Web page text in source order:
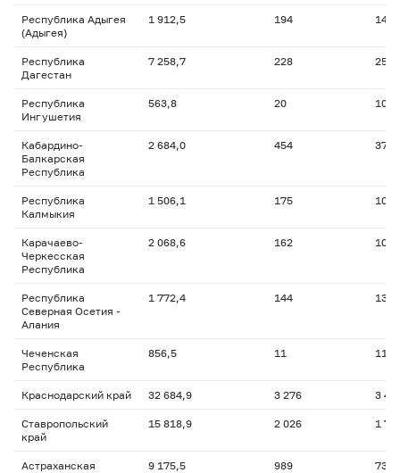
Республика Адыгея
(Адыгея)
1 912,5 194
Республика
Дагестан
7 258,7 228
Республика
Ингушетия
563,8 20 10,6
Кабардино-
Балкарская
Республика
2 684,0 454
Республика
Калмыкия
1 506,1 175
Карачаево-
Черкесская
Республика
2 068,6 162
Республика
Северная Осетия -
Алания
1 772,4 144
Чеченская
Республика
856,5 11 11,2
Краснодарский край 32 684,9 3 276 3
Ставропольский
край
15 818,9 2 026 1
Астраханская
9 175,5 989